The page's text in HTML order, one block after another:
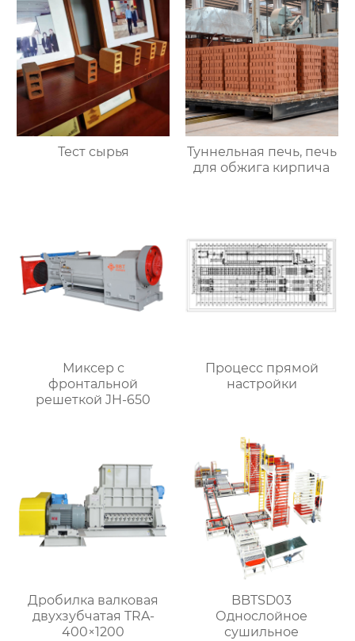
Тест сырья
Туннельная печь, печь
для обжига кирпича
Миксер с
фронтальной
решеткой JH-650
Процесс прямой
настройки
Дробилка валковая
двухзубчатая TRA-
400×1200
BBTSD03
Однослойное
сушильное